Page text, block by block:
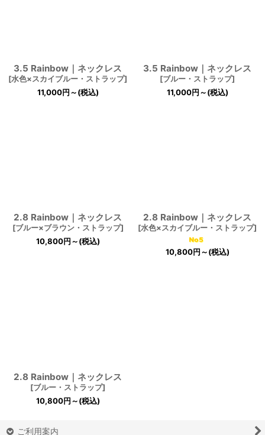
3.5 Rainbow｜ネックレス
[水色×スカイブルー・ストラップ]
11,000円～(税込)
3.5 Rainbow｜ネックレス
[ブルー・ストラップ]
11,000円～(税込)
2.8 Rainbow｜ネックレス
[ブルー×ブラウン・ストラップ]
10,800円～(税込)
2.8 Rainbow｜ネックレス
[水色×スカイブルー・ストラップ]
10,800円～(税込)
2.8 Rainbow｜ネックレス
[ブルー・ストラップ]
10,800円～(税込)
ご利用案内